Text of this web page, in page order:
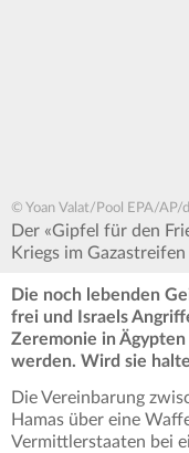
© Yoan Valat/Pool EPA/AP/
Der «Gipfel für den
Kriegs im
Die noch lebenden
frei und Israels
Zeremonie in
werden. Wird sie
Die Vereinbarung
Hamas über eine
Vermittlerstaaten bei